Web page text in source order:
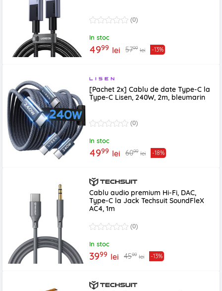
(0)
In stoc
4999 lei 5799 lei -13%
[Pachet 2x] Cablu de date Type-C la
Type-C Lisen, 240W, 2m, bleumarin
(0)
In stoc
4999 lei 6099 lei -18%
Cablu audio premium Hi-Fi, DAC,
Type-C la Jack Techsuit SoundFleX
AC4, 1m
(0)
In stoc
3999 lei 4599 lei -13%